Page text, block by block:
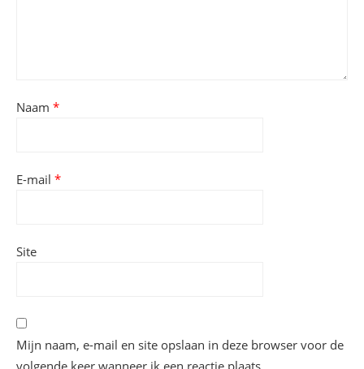
Naam *
E-mail *
Site
Mijn naam, e-mail en site opslaan in deze browser voor de
volgende keer wanneer ik een reactie plaats.